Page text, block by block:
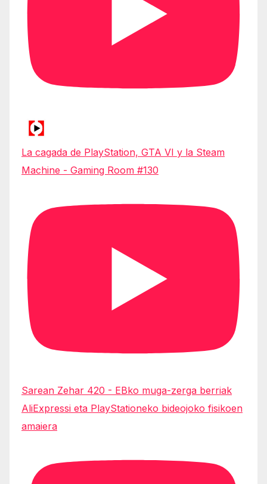
La cagada de PlayStation, GTA VI y la Steam
Machine - Gaming Room #130
Sarean Zehar 420 - EBko muga-zerga berriak
AliExpressi eta PlayStationeko bideojoko fisikoen
amaiera